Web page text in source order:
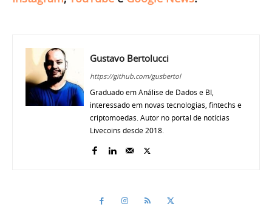
Gustavo Bertolucci
https://github.com/gusbertol
Graduado em Análise de Dados e BI,
interessado em novas tecnologias, fintechs e
criptomoedas. Autor no portal de notícias
Livecoins desde 2018.